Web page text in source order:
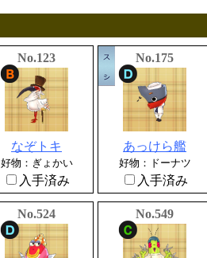
No.123
なぞトキ
好物：ぎょかい
入手済み
No.175
あっけら艦
好物：ドーナツ
入手済み
No.524 No.549